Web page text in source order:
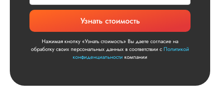
Узнать стоимость
Нажимая кнопку «Узнать стоимость» Вы даете согласие на
обработку своих персональных данных в соответствии сПолитикой
конфиденциальностикомпании
Дата:2025-11-15
математике была
написана
Понравилось, как
вкратце описали